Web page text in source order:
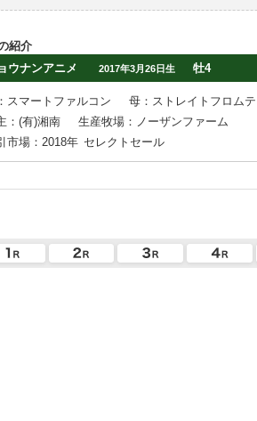
紹介
ウナンアニメ
2017年3月26日生 牡4
スマートファルコン
母：ストレイトフロム
：(有)湘南
生産牧場：ノーザンファーム
市場：2018年 セレクトセール